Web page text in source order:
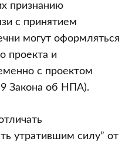
признанию
с принятием
могут оформляться
проекта и
с проектом
Закона об НПА).
утратившим силу” от